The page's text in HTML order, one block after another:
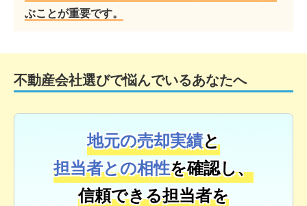
ぶことが重要です。
不動産会社選びで悩んでいるあなたへ
地元の売却実績と
担当者との相性を確認し、
信頼できる担当者を